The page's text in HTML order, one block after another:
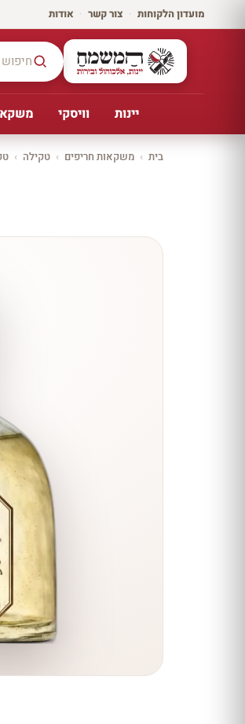
מועדון הלקוחות · צור קשר · אודות
יינות וויסקי
בית › משקאות חריפים › טקילה ›
כל
לכל יינות יקב